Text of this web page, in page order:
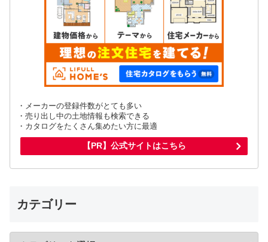
・メーカーの登録件数がとても多い
・売り出し中の土地情報も検索できる
・カタログをたくさん集めたい方に最適
【PR】公式サイトはこちら
カテゴリー